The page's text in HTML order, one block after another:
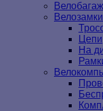
Велозамки
Цепи
На